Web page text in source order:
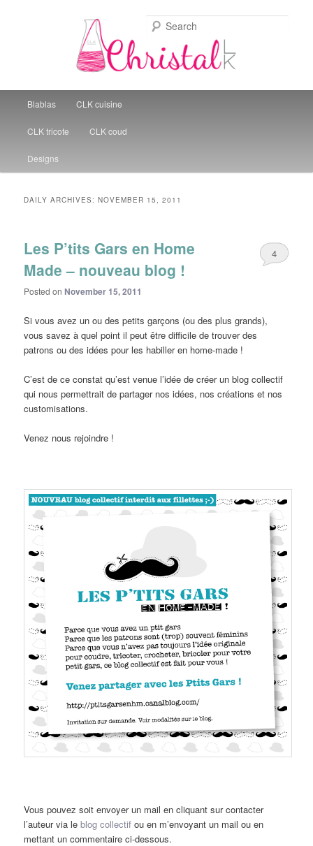
Christal Little Kitchen
Skip to primary content
Skip to secondary content
Blablas CLK cuisine
CLK tricote CLK coud
Designs
DAILY ARCHIVES:NOVEMBER 15, 2011
Les P’tits Gars en Home
Made – nouveau blog !
Posted on November 15, 2011
4
Si vous avez un ou des petits garçons (ou des plus grands),
vous savez à quel point il peut être difficile de trouver des
patrons ou des idées pour les habiller en home-made !
C’est de ce constat qu’est venue l’idée de créer un blog collectif
qui nous permettrait de partager nos idées, nos créations et nos
customisations.
Venez nous rejoindre !
Vous pouvez soit envoyer un mail en cliquant sur contacter
l’auteur via leblog collectifou en m’envoyant un mail ou en
mettant un commentaire ci-dessous.